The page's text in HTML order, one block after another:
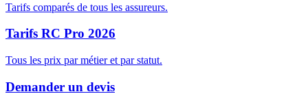
Tarifs comparés de tous les assureurs.
Tarifs RC Pro 2026
Tous les prix par métier et par statut.
Demander un devis